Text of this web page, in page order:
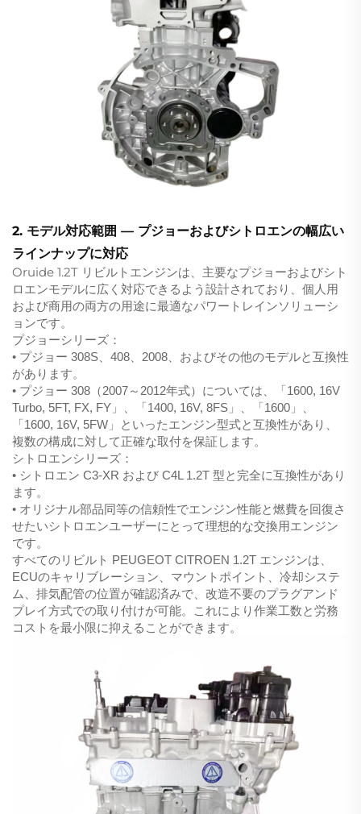
2. モデル対応範囲 — プジョーおよびシトロエンの幅広い
ラインナップに対応
Oruide 1.2T リビルトエンジンは、主要なプジョーおよびシト
ロエンモデルに広く対応できるよう設計されており、個人用
および商用の両方の用途に最適なパワートレインソリューシ
ョンです。
プジョーシリーズ：
• プジョー 308S、408、2008、およびその他のモデルと互換性
があります。
• プジョー 308（2007～2012年式）については、「1600, 16V
Turbo, 5FT, FX, FY」、「1400, 16V, 8FS」、「1600」、
「1600, 16V, 5FW」といったエンジン型式と互換性があり、
複数の構成に対して正確な取付を保証します。
シトロエンシリーズ：
• シトロエン C3-XR および C4L 1.2T 型と完全に互換性があり
ます。
• オリジナル部品同等の信頼性でエンジン性能と燃費を回復さ
せたいシトロエンユーザーにとって理想的な交換用エンジン
です。
すべてのリビルト PEUGEOT CITROEN 1.2T エンジンは、
ECUのキャリブレーション、マウントポイント、冷却システ
ム、排気配管の位置が確認済みで、改造不要のプラグアンド
プレイ方式での取り付けが可能。これにより作業工数と労務
コストを最小限に抑えることができます。